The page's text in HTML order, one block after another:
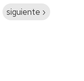
Siguiente
siguiente ›